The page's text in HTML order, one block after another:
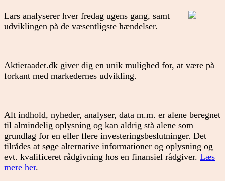
Lars analyserer hver fredag ugens gang, samt
udviklingen på de væsentligste hændelser.
Aktieraadet.dk giver dig en unik mulighed for, at være på
forkant med markedernes udvikling.
Alt indhold, nyheder, analyser, data m.m. er alene beregnet
til almindelig oplysning og kan aldrig stå alene som
grundlag for en eller flere investeringsbeslutninger. Det
tilrådes at søge alternative informationer og oplysning og
evt. kvalificeret rådgivning hos en finansiel rådgiver. Læs
mere her.